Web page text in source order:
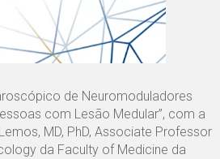
de Neuromoduladores
com Lesão Medular”, com a
MD, PhD, Associate Professor
da Faculty of Medicine da